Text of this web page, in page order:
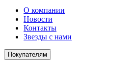
О компании
Новости
Контакты
Звезды с нами
Покупателям